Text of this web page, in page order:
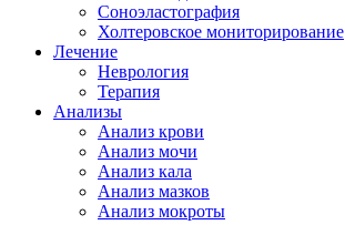
Соноэластография
Холтеровское мониторирование
Лечение
Неврология
Терапия
Анализы
Анализ крови
Анализ мочи
Анализ кала
Анализ мазков
Анализ мокроты